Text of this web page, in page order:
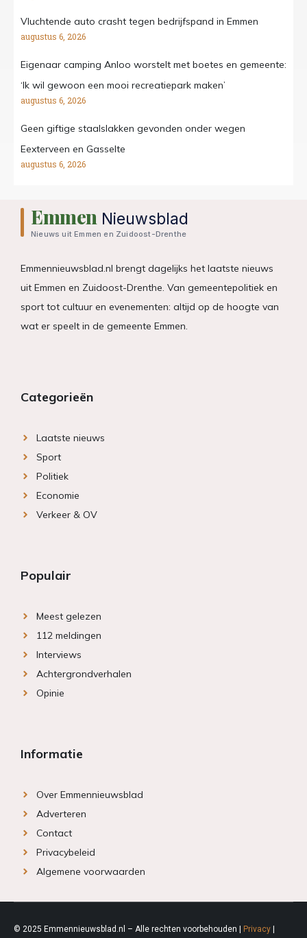
Vluchtende auto crasht tegen bedrijfspand in Emmen
augustus 6, 2026
Eigenaar camping Anloo worstelt met boetes en gemeente:
‘Ik wil gewoon een mooi recreatiepark maken’
augustus 6, 2026
Geen giftige staalslakken gevonden onder wegen
Eexterveen en Gasselte
augustus 6, 2026
Emmen Nieuwsblad
Nieuws uit Emmen en Zuidoost-Drenthe
Emmennieuwsblad.nl brengt dagelijks het laatste nieuws
uit Emmen en Zuidoost-Drenthe. Van gemeentepolitiek en
sport tot cultuur en evenementen: altijd op de hoogte van
wat er speelt in de gemeente Emmen.
Categorieën
Laatste nieuws
Sport
Politiek
Economie
Verkeer & OV
Populair
Meest gelezen
112 meldingen
Interviews
Achtergrondverhalen
Opinie
Informatie
Over Emmennieuwsblad
Adverteren
Contact
Privacybeleid
Algemene voorwaarden
© 2025 Emmennieuwsblad.nl – Alle rechten voorbehouden | Privacy |